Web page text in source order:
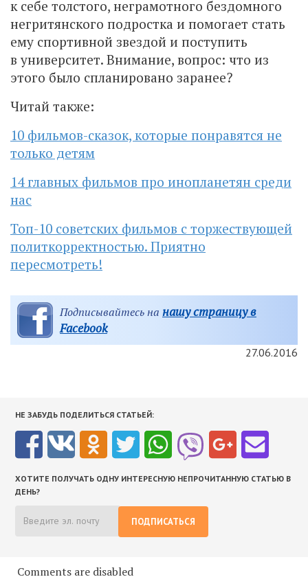
к себе толстого, неграмотного бездомного
негритянского подростка и помогает стать
ему спортивной звездой и поступить
в университет. Внимание, вопрос: что из
этого было спланировано заранее?
Читай также:
10 фильмов-сказок, которые понравятся не
только детям
14 главных фильмов про инопланетян среди
нас
Топ-10 советских фильмов с торжествующей
политкорректностью. Приятно
пересмотреть!
Подписывайтесь на нашу страницу в
Facebook
27.06.2016
НЕ ЗАБУДЬ ПОДЕЛИТЬСЯ СТАТЬЕЙ:
ХОТИТЕ ПОЛУЧАТЬ ОДНУ ИНТЕРЕСНУЮ НЕПРОЧИТАННУЮ СТАТЬЮ В
ДЕНЬ?
ПОДПИСАТЬСЯ
Comments are disabled